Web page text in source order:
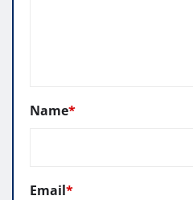
Name*
Email*